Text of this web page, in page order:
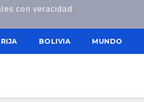
con veracidad
BOLIVIA MUNDO